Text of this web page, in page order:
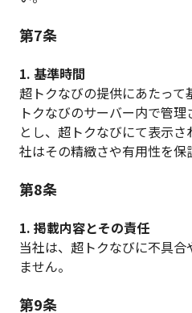
第7条
1. 基準時間
超トクなびの提供にあたっ
トクなびのサーバー内で管
とし、超トクなびにて表示
社はその精緻さや有用性を保
第8条
1. 掲載内容とその責任
当社は、超トクなびに不具
ません。
第9条